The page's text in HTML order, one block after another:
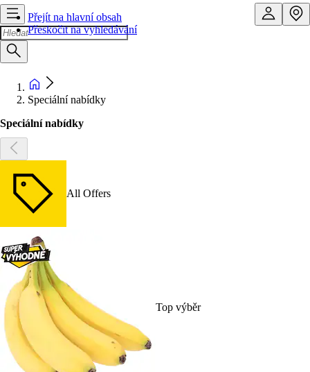
Přejít na hlavní obsah
Přeskočit na vyhledávání
Speciální nabídky
Speciální nabídky
All Offers
Top výběr